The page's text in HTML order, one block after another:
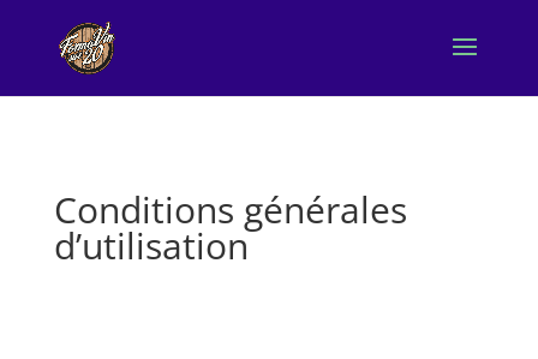
Conditions générales
d’utilisation